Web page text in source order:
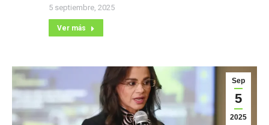
5 septiembre, 2025
Ver más
Sep
5
2025